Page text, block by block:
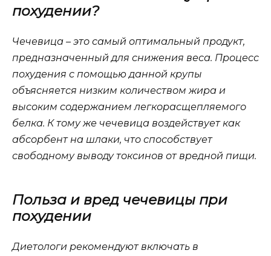
похудении?
Чечевица – это самый оптимальный продукт,
предназначенный для снижения веса. Процесс
похудения с помощью данной крупы
объясняется низким количеством жира и
высоким содержанием легкорасщепляемого
белка. К тому же чечевица воздействует как
абсорбент на шлаки, что способствует
свободному выводу токсинов от вредной пищи.
Польза и вред чечевицы при
похудении
Диетологи рекомендуют включать в